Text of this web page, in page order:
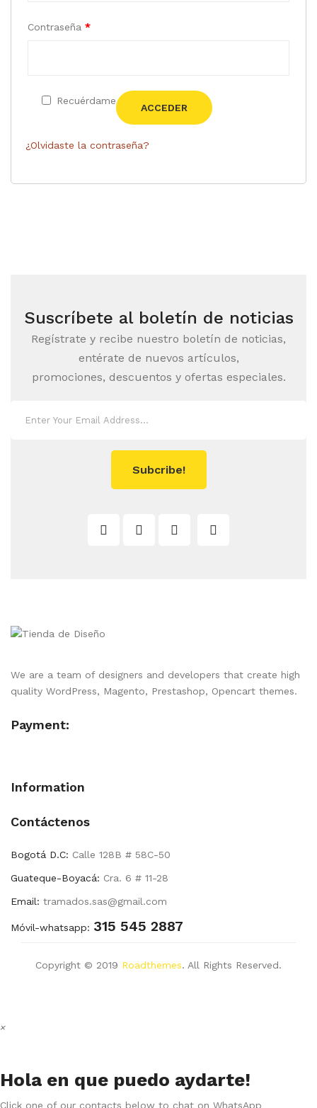
Membretes Corporativos
Productos desinfectantes
Sellos Personalizados
Guateque
CONTÁCTENOS
Contraseña *
Recuérdame
ACCEDER
¿Olvidaste la contraseña?
Suscríbete al boletín de noticias
Regístrate y recibe nuestro boletín de noticias,
entérate de nuevos artículos,
promociones, descuentos y ofertas especiales.
Subcribe!
We are a team of designers and developers that create high
quality WordPress, Magento, Prestashop, Opencart themes.
Payment:
Information
Contáctenos
Bogotá D.C: Calle 128B # 58C-50
Guateque-Boyacá: Cra. 6 # 11-28
Email: tramados.sas@gmail.com
Móvil-whatsapp: 315 545 2887
Copyright © 2019 Roadthemes. All Rights Reserved.
×
Hola en que puedo aydarte!
Click one of our contacts below to chat on WhatsApp